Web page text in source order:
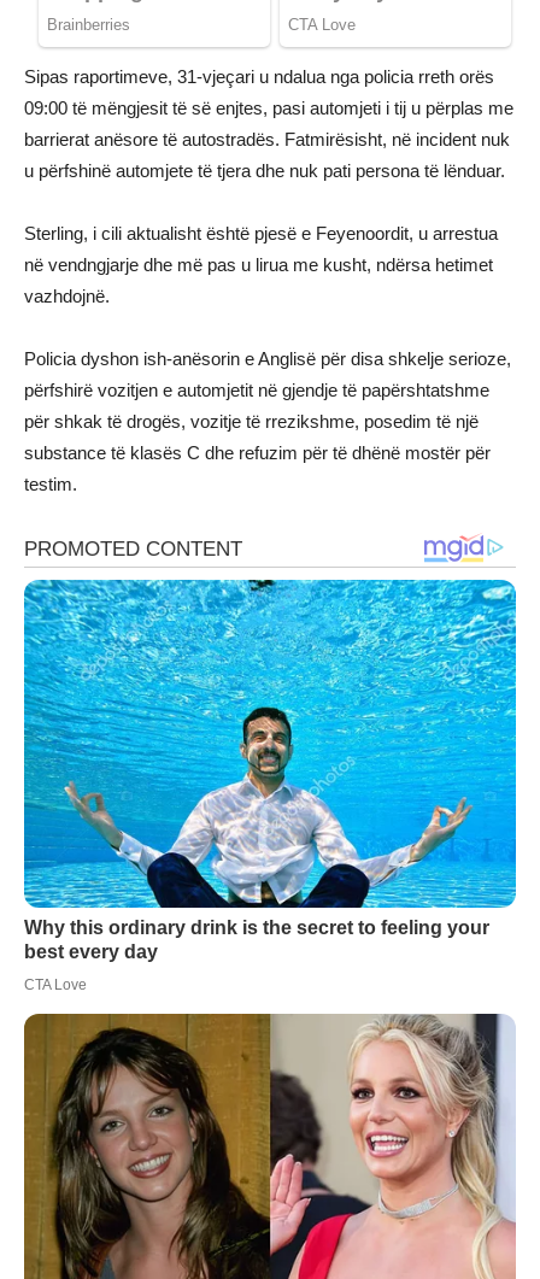
Sipas raportimeve, 31-vjeçari u ndalua nga policia rreth orës
09:00 të mëngjesit të së enjtes, pasi automjeti i tij u përplas me
barrierat anësore të autostradës. Fatmirësisht, në incident nuk
u përfshinë automjete të tjera dhe nuk pati persona të lënduar.
Sterling, i cili aktualisht është pjesë e Feyenoordit, u arrestua
në vendngjarje dhe më pas u lirua me kusht, ndërsa hetimet
vazhdojnë.
Policia dyshon ish-anësorin e Anglisë për disa shkelje serioze,
përfshirë vozitjen e automjetit në gjendje të papërshtatshme
për shkak të drogës, vozitje të rrezikshme, posedim të një
substance të klasës C dhe refuzim për të dhënë mostër për
testim.